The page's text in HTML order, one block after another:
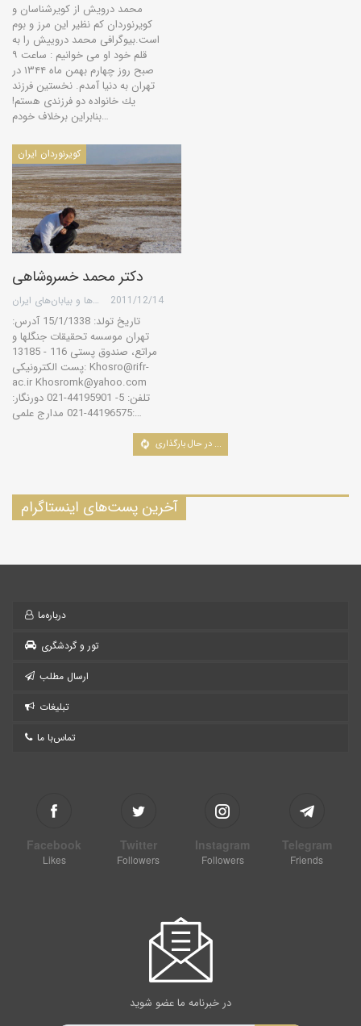
محمد درویش از کویرشناسان و
کویرنوردان کم نظیر این مرز و بوم
است.بیوگرافی محمد دروییش را به
قلم خود او می خوانیم : ساعت ۹
صبح روز چهارم بهمن ماه ۱۳۴۴ در
تهران به دنیا آمدم. نخستین فرزند
یك خانواده دو فرزندی هستم!
بنابراین برخلاف خودم…
کویرنوردان ایران
دکتر محمد خسروشاهی
گروه کویرها و بیابان‌های ایران 2011/12/14
تاریخ تولد: 15/1/1338 آدرس:
تهران موسسه تحقیقات جنگلها و
مراتع، صندوق پستی 116 - 13185
پست الکترونیکی: Khosro@rifr-
ac.ir Khosromk@yahoo.com
تلفن: 5- 44195901-021 دورنگار:
44196575-021 مدارج علمی:…